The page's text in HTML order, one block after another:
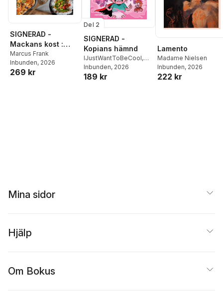
SIGNERAD -
Mackans kost :
Middagar och
matlådor
Marcus Frank
Inbunden, 2026
269 kr
Del 2
SIGNERAD -
Kopians hämnd
IJustWantToBeCool,
Joel Adolphson
Ejdemo Beer
Inbunden, 2026
189 kr
Lamento
Madame Nielsen
Inbunden, 2026
222 kr
Mina sidor
Hjälp
Om Bokus